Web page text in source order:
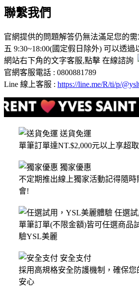
聯繫我們
官網提供的問題解答仍無法滿足您的
五 9:30~18:00(國定假日除外) 可以透
網站右下角的文字客服,點擊 在線諮詢
官網客服電話 : 0800881789
Line 線上客服 : https://line.me/R/ti/p/
送貨免運
單筆訂單達NT.$2,000元以上享超
獨家優惠
不定期推出線上獨家活動記得隨時
會!
任選
單筆訂單(不限金額)皆可任選商品
驗YSL美麗
安全支付
採用高規格安全防護機制，確保
安心